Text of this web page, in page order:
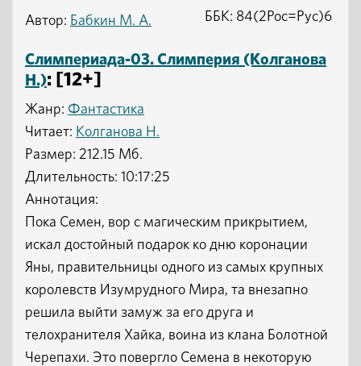
Автор: Бабкин М. А.
Слимпериада-03. Слимперия (Колганова
Н.): [12+]
Жанр: Фантастика
Читает: Колганова Н.
ББК: 84(2Рос=Рус)6
Размер: 212.15 Мб.
Длительность: 10:17:25
Аннотация:
Пока Семен, вор с магическим прикрытием,
искал достойный подарок ко дню коронации
Яны, правительницы одного из самых крупных
королевств Изумрудного Мира, та внезапно
решила выйти замуж за его друга и
телохранителя Хайка, воина из клана Болотной
Черепахи. Это повергло Семена в некоторую